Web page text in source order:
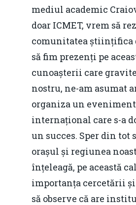
mediul academic
doar ICMET, vrem să
comunitatea științifica
să fim prezenți pe
cunoașterii care
nostru, ne-am asumat
organiza un
internațional care s-a
un succes. Sper din tot
orașul și regiunea
înțeleagă, pe această
importanța cercetării
să observe că are